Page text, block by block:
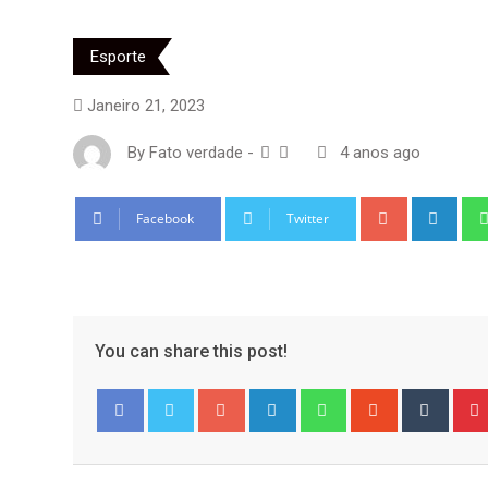
Esporte
Janeiro 21, 2023
By Fato verdade - 4 anos ago
Facebook Twitter Google+
You can share this post!
Google+ LinkedIn WhatsappStumbleUpon
Tumblr